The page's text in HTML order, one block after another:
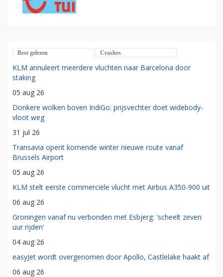
Best gelezen Crashes
KLM annuleert meerdere vluchten naar Barcelona door
staking
05 aug 26
Donkere wolken boven IndiGo: prijsvechter doet widebody-
vloot weg
31 jul 26
Transavia opent komende winter nieuwe route vanaf
Brussels Airport
05 aug 26
KLM stelt eerste commerciële vlucht met Airbus A350-900 uit
06 aug 26
Groningen vanaf nu verbonden met Esbjerg: 'scheelt zeven
uur rijden'
04 aug 26
easyJet wordt overgenomen door Apollo, Castlelake haakt af
06 aug 26